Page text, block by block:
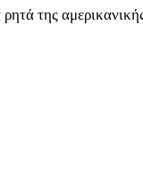
της